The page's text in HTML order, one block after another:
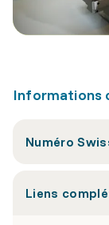
Informations
Numéro
Liens